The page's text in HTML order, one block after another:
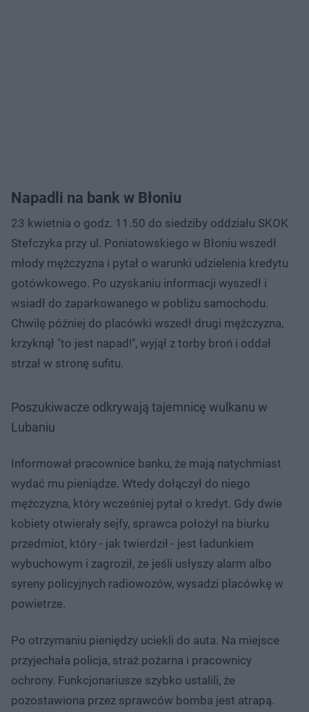
Napadli na bank w Błoniu
23 kwietnia o godz. 11.50 do siedziby oddziału SKOK
Stefczyka przy ul. Poniatowskiego w Błoniu wszedł
młody mężczyzna i pytał o warunki udzielenia kredytu
gotówkowego. Po uzyskaniu informacji wyszedł i
wsiadł do zaparkowanego w pobliżu samochodu.
Chwilę później do placówki wszedł drugi mężczyzna,
krzyknął "to jest napad!", wyjął z torby broń i oddał
strzał w stronę sufitu.
Poszukiwacze odkrywają tajemnicę wulkanu w
Lubaniu
Informował pracownice banku, że mają natychmiast
wydać mu pieniądze. Wtedy dołączył do niego
mężczyzna, który wcześniej pytał o kredyt. Gdy dwie
kobiety otwierały sejfy, sprawca położył na biurku
przedmiot, który - jak twierdził - jest ładunkiem
wybuchowym i zagroził, że jeśli usłyszy alarm albo
syreny policyjnych radiowozów, wysadzi placówkę w
powietrze.
Po otrzymaniu pieniędzy uciekli do auta. Na miejsce
przyjechała policja, straż pożarna i pracownicy
ochrony. Funkcjonariusze szybko ustalili, że
pozostawiona przez sprawców bomba jest atrapą.